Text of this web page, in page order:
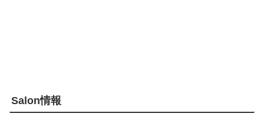
Salon情報